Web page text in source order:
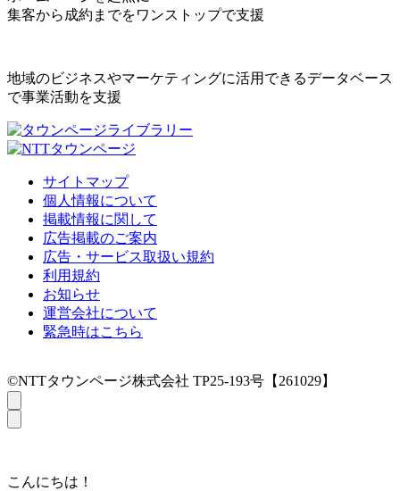
集客から成約までをワンストップで支援
地域のビジネスやマーケティングに活用できるデータベース
で事業活動を支援
サイトマップ
個人情報について
掲載情報に関して
広告掲載のご案内
広告・サービス取扱い規約
利用規約
お知らせ
運営会社について
緊急時はこちら
©NTTタウンページ株式会社 TP25-193号【261029】
こんにちは！